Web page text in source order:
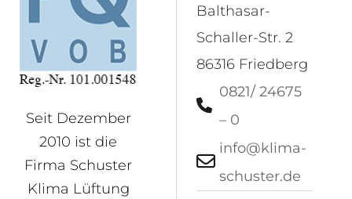
Seit Dezember
2010 ist die
Firma Schuster
Klima Lüftung
Balthasar-
Schaller-Str. 2
86316 Friedberg
0821/ 24675
– 0
info@klima-
schuster.de